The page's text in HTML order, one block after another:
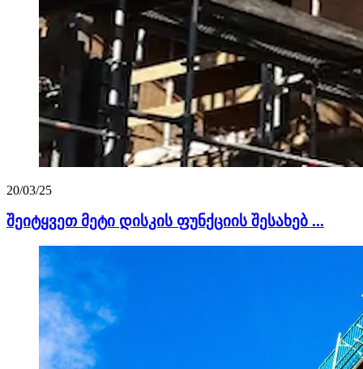
20/03/25
შეიტყვეთ მეტი დისკის ფუნქციის შესახებ ...